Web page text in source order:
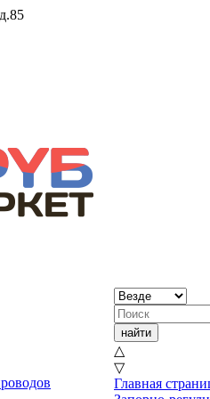
△
▽
Главная